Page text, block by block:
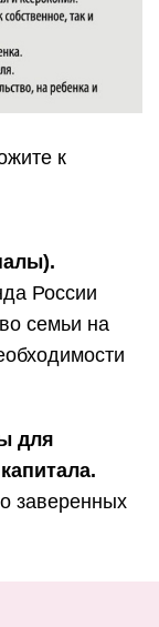
к
России
семьи на
для
заверенных